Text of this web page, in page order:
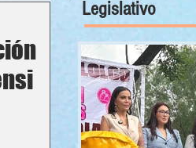
Legislativo